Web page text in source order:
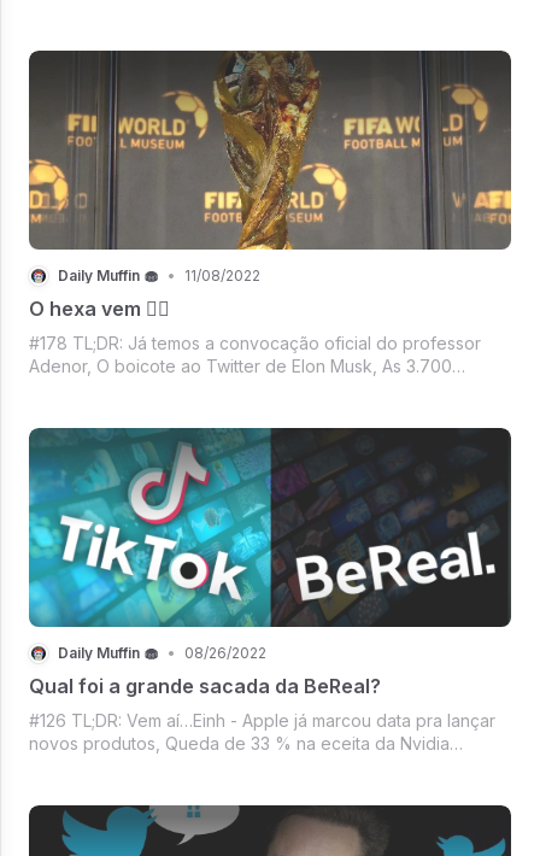
movimentando o Mercado Crypto e muito
Daily Muffin 🧁 • 11/08/2022
O hexa vem 🙅‍♂️
#178 TL;DR: Já temos a convocação oficial do professor
Adenor, O boicote ao Twitter de Elon Musk, As 3.700
todo trabalhado no drama. Já procur
Daily Muffin 🧁 • 08/26/2022
Qual foi a grande sacada da BeReal?
#126 TL;DR: Vem aí…Einh - Apple já marcou data pra lançar
novos produtos, Queda de 33 % na eceita da Nvidia
serviço de caronas, Mercado crypto com B